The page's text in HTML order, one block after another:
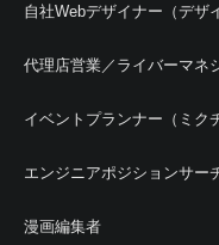
自社Webデザイナー（デザ
代理店営業／ライバーマネ
イベントプランナー（ミク
エンジニアポジションサー
漫画編集者